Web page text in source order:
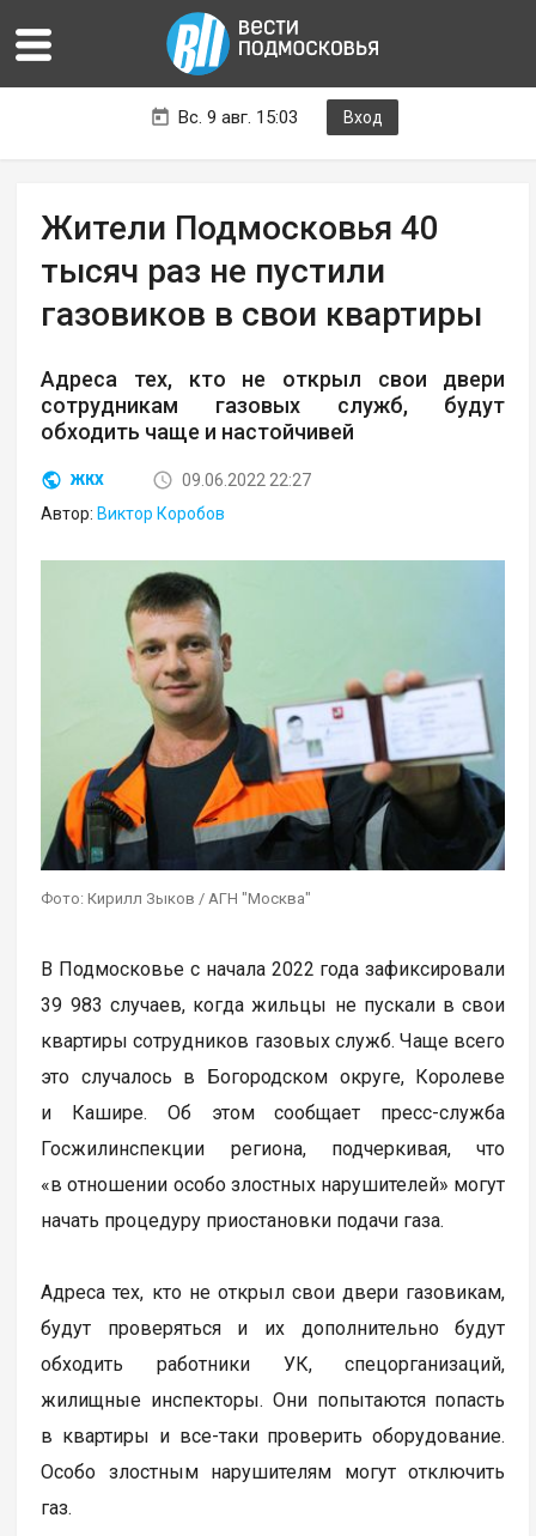
Вс. 9 авг. 15:03 Вход
Жители Подмосковья 40
тысяч раз не пустили
газовиков в свои квартиры
Адреса тех, кто не открыл свои двери
сотрудникам газовых служб, будут
обходить чаще и настойчивей
ЖКХ
09.06.2022 22:27
Автор: Виктор Коробов
Фото: Кирилл Зыков / АГН "Москва"
В Подмосковье с начала 2022 года зафиксировали
39 983 случаев, когда жильцы не пускали в свои
квартиры сотрудников газовых служб. Чаще всего
это случалось в Богородском округе, Королеве
и Кашире. Об этом сообщает пресс-служба
Госжилинспекции региона, подчеркивая, что
«в отношении особо злостных нарушителей» могут
начать процедуру приостановки подачи газа.
Адреса тех, кто не открыл свои двери газовикам,
будут проверяться и их дополнительно будут
обходить работники УК, спецорганизаций,
жилищные инспекторы. Они попытаются попасть
в квартиры и все-таки проверить оборудование.
Особо злостным нарушителям могут отключить
газ.